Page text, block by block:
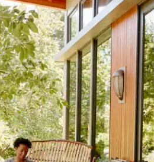
pour les parcourir ou en appuyant